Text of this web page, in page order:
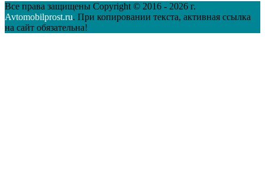
Все права защищены Copyright © 2016 - 2026 г.
Avtomobilprost.ru. При копировании текста, активная ссылка
на сайт обязательна!